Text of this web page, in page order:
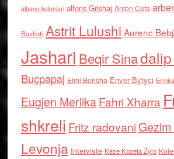
albano kolonjari alfons Grishaj Anton Cefa
Bushati Astrit Lulushi Aurenc
Jashari Beqir Sina
Buçpapaj Elmi Berisha Enver Bytyci
Eugjen MerlikaFahri Xharra
shkreli Fritz radovani
Levonja Interviste Keze Kozeta Zylo